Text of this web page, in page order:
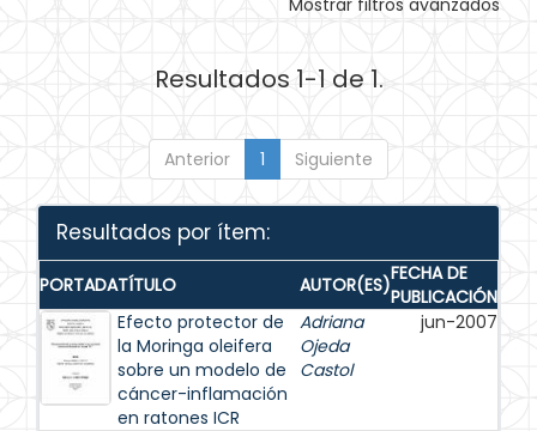
Mostrar filtros avanzados
Resultados 1-1 de 1.
Anterior 1 Siguiente
Resultados por ítem:
PORTADATÍTULO AUTOR(ES)FECHA DE
PUBLICACIÓN
Efecto protector de
la Moringa oleifera
sobre un modelo de
cáncer-inflamación
en ratones ICR
Adriana
Ojeda
Castol
jun-2007